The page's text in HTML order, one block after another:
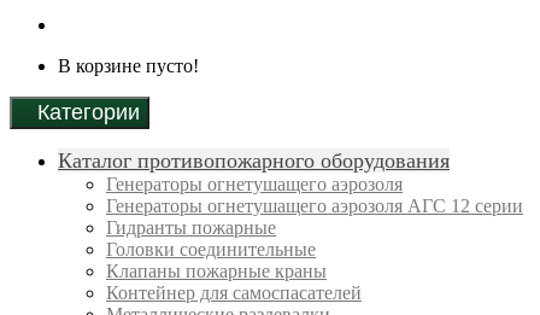
В корзине пусто!
Категории
Каталог противопожарного оборудования
Генераторы огнетушащего аэрозоля
Генераторы огнетушащего аэрозоля АГС 12 серии
Гидранты пожарные
Головки соединительные
Клапаны пожарные краны
Контейнер для самоспасателей